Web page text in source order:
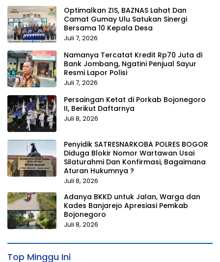
Optimalkan ZIS, BAZNAS Lahat Dan
Camat Gumay Ulu Satukan Sinergi
Bersama 10 Kepala Desa
Juli 7, 2026
Namanya Tercatat Kredit Rp70 Juta di
Bank Jombang, Ngatini Penjual Sayur
Resmi Lapor Polisi
Juli 7, 2026
Persaingan Ketat di Porkab Bojonegoro
II, Berikut Daftarnya
Juli 8, 2026
Penyidik SATRESNARKOBA POLRES BOGOR
Diduga Blokir Nomor Wartawan Usai
Silaturahmi Dan Konfirmasi, Bagaimana
Aturan Hukumnya ?
Juli 8, 2026
Adanya BKKD untuk Jalan, Warga dan
Kades Banjarejo Apresiasi Pemkab
Bojonegoro
Juli 8, 2026
Top Minggu Ini